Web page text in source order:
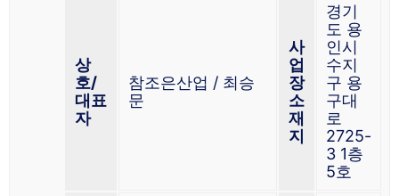
상
호/
대표
자
참조은산업 / 최승
문
사
업
장
소
재
지
경기
도 용
인시
수지
구 용
구대
로
2725-
3 1층
5호